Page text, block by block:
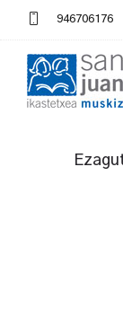
946706176